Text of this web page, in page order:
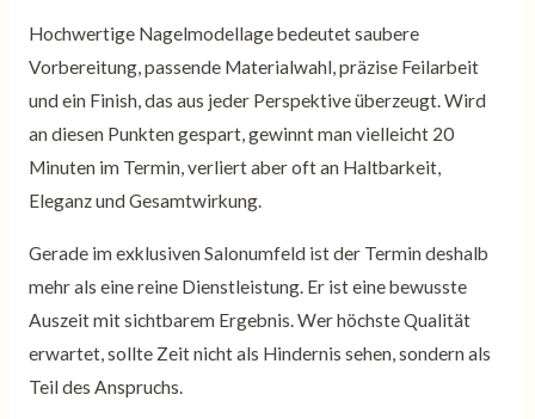
Hochwertige Nagelmodellage bedeutet saubere
Vorbereitung, passende Materialwahl, präzise Feilarbeit
und ein Finish, das aus jeder Perspektive überzeugt. Wird
an diesen Punkten gespart, gewinnt man vielleicht 20
Minuten im Termin, verliert aber oft an Haltbarkeit,
Eleganz und Gesamtwirkung.
Gerade im exklusiven Salonumfeld ist der Termin deshalb
mehr als eine reine Dienstleistung. Er ist eine bewusste
Auszeit mit sichtbarem Ergebnis. Wer höchste Qualität
erwartet, sollte Zeit nicht als Hindernis sehen, sondern als
Teil des Anspruchs.